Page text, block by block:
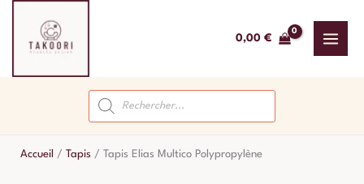
contenu
0,00 €
Recherche
de
produits
Accueil / Tapis / Tapis Elias Multico Polypropylène